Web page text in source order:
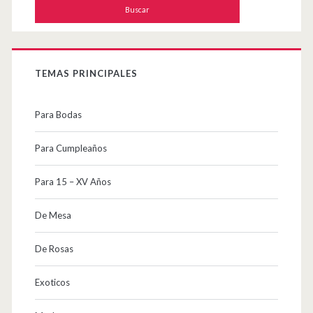
TEMAS PRINCIPALES
Para Bodas
Para Cumpleaños
Para 15 – XV Años
De Mesa
De Rosas
Exoticos